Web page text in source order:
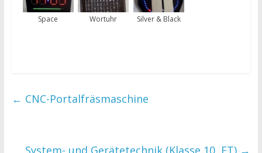
Space Wortuhr Silver & Black
← CNC-Portalfräsmaschine
System- und Gerätetechnik (Klasse 10, ET) →